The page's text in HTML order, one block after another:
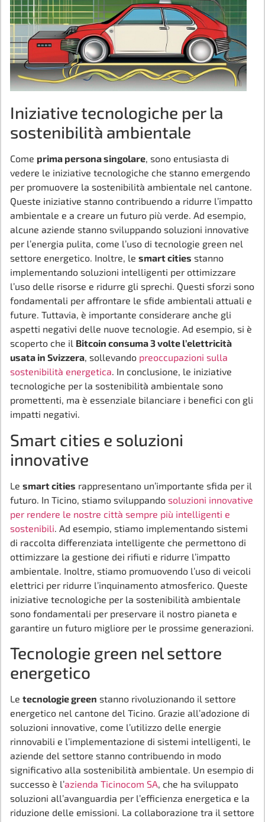
Iniziative tecnologiche per la
sostenibilità ambientale
Come prima persona singolare, sono entusiasta di
vedere le iniziative tecnologiche che stanno emergendo
per promuovere la sostenibilità ambientale nel cantone.
Queste iniziative stanno contribuendo a ridurre l’impatto
ambientale e a creare un futuro più verde. Ad esempio,
alcune aziende stanno sviluppando soluzioni innovative
per l’energia pulita, come l’uso di tecnologie green nel
settore energetico. Inoltre, le smart cities stanno
implementando soluzioni intelligenti per ottimizzare
l’uso delle risorse e ridurre gli sprechi. Questi sforzi sono
fondamentali per affrontare le sfide ambientali attuali e
future. Tuttavia, è importante considerare anche gli
aspetti negativi delle nuove tecnologie. Ad esempio, si è
scoperto che il Bitcoin consuma 3 volte l’elettricità
usata in Svizzera, sollevando preoccupazioni sulla
sostenibilità energetica. In conclusione, le iniziative
tecnologiche per la sostenibilità ambientale sono
promettenti, ma è essenziale bilanciare i benefici con gli
impatti negativi.
Smart cities e soluzioni
innovative
Le smart cities rappresentano un’importante sfida per il
futuro. In Ticino, stiamo sviluppando soluzioni innovative
per rendere le nostre città sempre più intelligenti e
sostenibili . Ad esempio, stiamo implementando sistemi
di raccolta differenziata intelligente che permettono di
ottimizzare la gestione dei rifiuti e ridurre l’impatto
ambientale. Inoltre, stiamo promuovendo l’uso di veicoli
elettrici per ridurre l’inquinamento atmosferico. Queste
iniziative tecnologiche per la sostenibilità ambientale
sono fondamentali per preservare il nostro pianeta e
garantire un futuro migliore per le prossime generazioni.
Tecnologie green nel settore
energetico
Le tecnologie green stanno rivoluzionando il settore
energetico nel cantone del Ticino. Grazie all’adozione di
soluzioni innovative, come l’utilizzo delle energie
rinnovabili e l’implementazione di sistemi intelligenti, le
aziende del settore stanno contribuendo in modo
significativo alla sostenibilità ambientale. Un esempio di
successo è l’azienda Ticinocom SA, che ha sviluppato
soluzioni all’avanguardia per l’efficienza energetica e la
riduzione delle emissioni. La collaborazione tra il settore